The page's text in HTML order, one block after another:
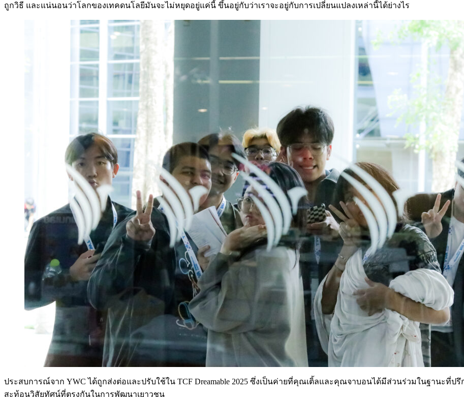
ถูกวิธี และแน่นอนว่าโลกของเทคดนโลยีมันจะไม่หยุดอยู่แค่นี้ ขึ้นอยู่กับว่าเราจะอยู่กับการเปลี่ยนแปลงเหล่านี้ได้ย่างไร
ประสบการณ์จาก YWC ได้ถูกส่งต่อและปรับใช้ใน TCF Dreamable 2025 ซึ่งเป็นค่ายที่คุณเติ้ลและคุณจาบอนได้มีส่วนร่วมในฐานะที่
สะท้อนวิสัยทัศน์ที่ตรงกันในการพัฒนาเยาวชน